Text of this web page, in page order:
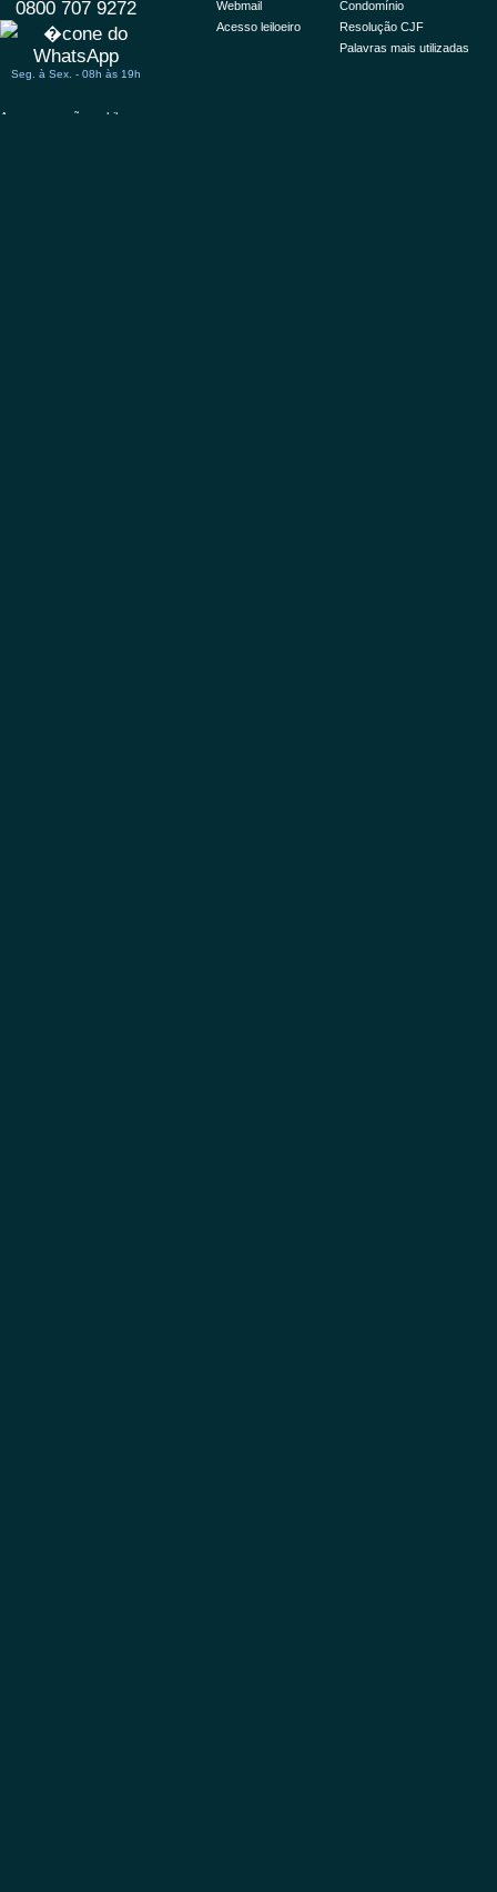
0800 707 9272
Seg. à Sex. - 08h às 19h
Acessar versão mobile
Webmail
Acesso leiloeiro
Condomínio
Resolução CJF
Palavras mais utilizadas